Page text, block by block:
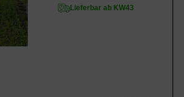
Lieferbar ab KW43